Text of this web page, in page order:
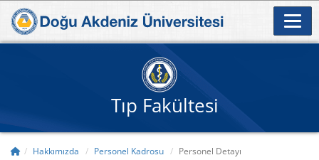
Tıp Fakültesi
Hakkımızda Personel Kadrosu Personel Detayı